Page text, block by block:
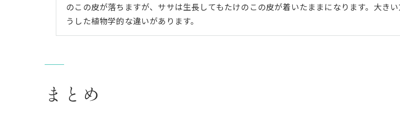
のこの皮が落ちますが、ササは生長してもたけのこの皮が着いたままになります。大き
うした植物学的な違いがあります。
まとめ